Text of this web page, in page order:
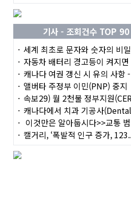
기사 - 조회건수 TOP 90
세계 최초로 문자와 숫자의 비
자동차 배터리 경고등이 켜지
캐나다 여권 갱신 시 유의 사항
앨버타 주정부 이민(PNP) 중지
속보29) 월 2천불 정부지원
캐나다에서 치과 기공사
이것만은 알아둡시다>>교통
캘거리, ‘폭발적 인구 증가,